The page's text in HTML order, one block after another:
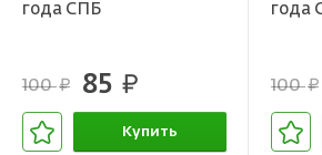
года СПБ
100руб. 85 руб.
Купить
года
100руб.